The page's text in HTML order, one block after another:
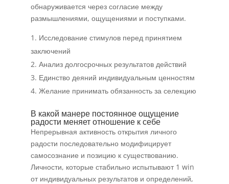
обнаруживается через согласие между
размышлениями, ощущениями и поступками.
Исследование стимулов перед принятием
заключений
Анализ долгосрочных результатов действий
Единство деяний индивидуальным ценностям
Желание принимать обязанность за селекцию
В какой манере постоянное ощущение
радости меняет отношение к себе
Непрерывная активность открытия личного
радости последовательно модифицирует
самосознание и позицию к существованию.
Личности, которые стабильно испытывают 1 win
от индивидуальных результатов и определений,